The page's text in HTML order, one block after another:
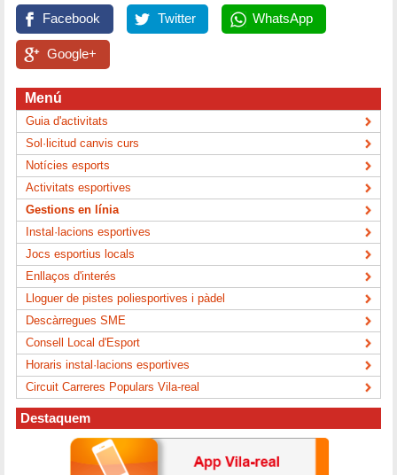
Facebook Twitter WhatsApp
Google+
Menú
Guia d'activitats
Sol·licitud canvis curs
Notícies esports
Activitats esportives
Gestions en línia
Instal·lacions esportives
Jocs esportius locals
Enllaços d'interés
Lloguer de pistes poliesportives i pàdel
Descàrregues SME
Consell Local d'Esport
Horaris instal·lacions esportives
Circuit Carreres Populars Vila-real
Destaquem